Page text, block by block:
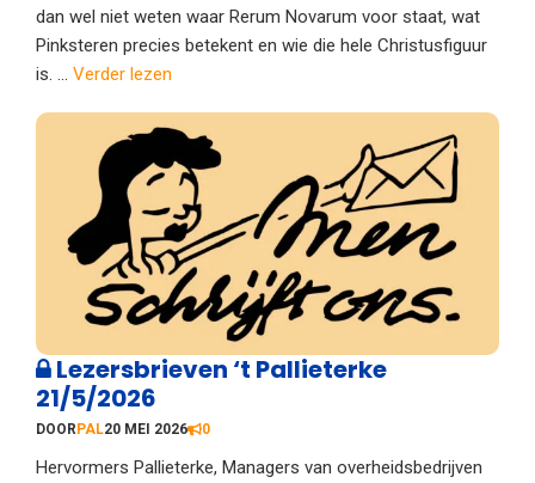
dan wel niet weten waar Rerum Novarum voor staat, wat
Pinksteren precies betekent en wie die hele Christusfiguur
is. ... Verder lezen
Lezersbrieven ‘t Pallieterke
21/5/2026
DOORPAL20 MEI 2026 0
Hervormers Pallieterke, Managers van overheidsbedrijven